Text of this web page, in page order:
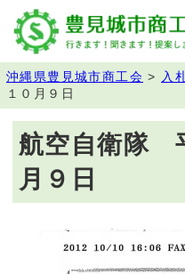
沖縄県豊見城市商工会 > 入
１０月９日
航空自衛隊
月９日